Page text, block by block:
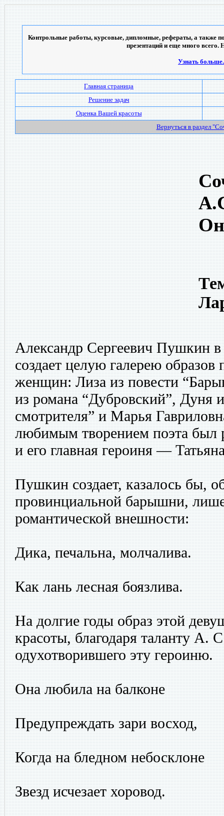
Контрольные работы, курсовые, дипломные, рефераты, а также
презентаций и еще много всего.
Узнать
Главная страница
Решение задач
Оценка Вашей красоты
Вернуться в раздел
Александр Сергеевич Пушкин в
создает целую галерею образов
женщин: Лиза из повести
из романа “Дубровский”, Дуня
смотрителя” и Марья
любимым творением поэта был
и его главная героиня —
Пушкин создает, казалось бы,
провинциальной барышни,
романтической внешности:
Дика, печальна, молчалива.
Как лань лесная боязлива.
На долгие годы образ этой
красоты, благодаря таланту А.
одухотворившего эту героиню.
Она любила на балконе
Предупреждать зари восход,
Когда на бледном небосклоне
Звезд исчезает хоровод.